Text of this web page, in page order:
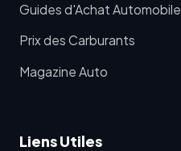
Guides d'Achat Automobile
Prix des Carburants
Magazine Auto
Liens Utiles